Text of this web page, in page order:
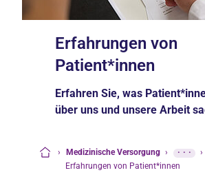
Erfahrungen von
Patient*innen
Erfahren Sie, was
über uns und unsere Arbeit
› Medizinische Versorgung › ···
›
Erfahrungen von Patient*innen